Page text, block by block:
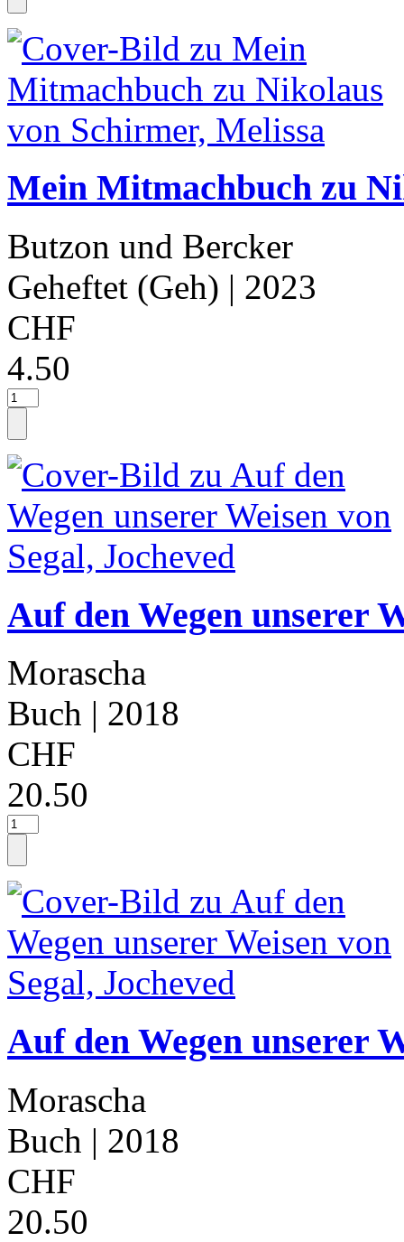
Mein Mitmachbuch zu
Butzon und Bercker
Geheftet (Geh) | 2023
CHF
4.50
Auf den Wegen unserer
Morascha
Buch | 2018
CHF
20.50
Auf den Wegen unserer
Morascha
Buch | 2018
CHF
20.50